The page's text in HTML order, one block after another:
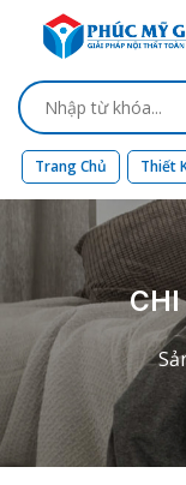
Trang Chủ Thiết
CHI